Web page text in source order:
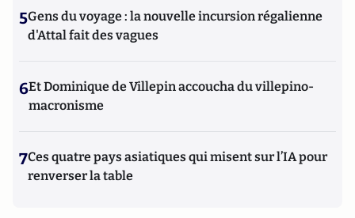
5Gens du voyage : la nouvelle incursion régalienne
d'Attal fait des vagues
6Et Dominique de Villepin accoucha du villepino-
macronisme
7Ces quatre pays asiatiques qui misent sur l’IA pour
renverser la table